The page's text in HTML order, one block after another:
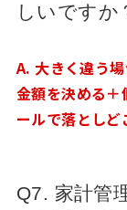
しいですか
A. 大きく違う
金額を決める
ールで落としど
Q7. 家計管